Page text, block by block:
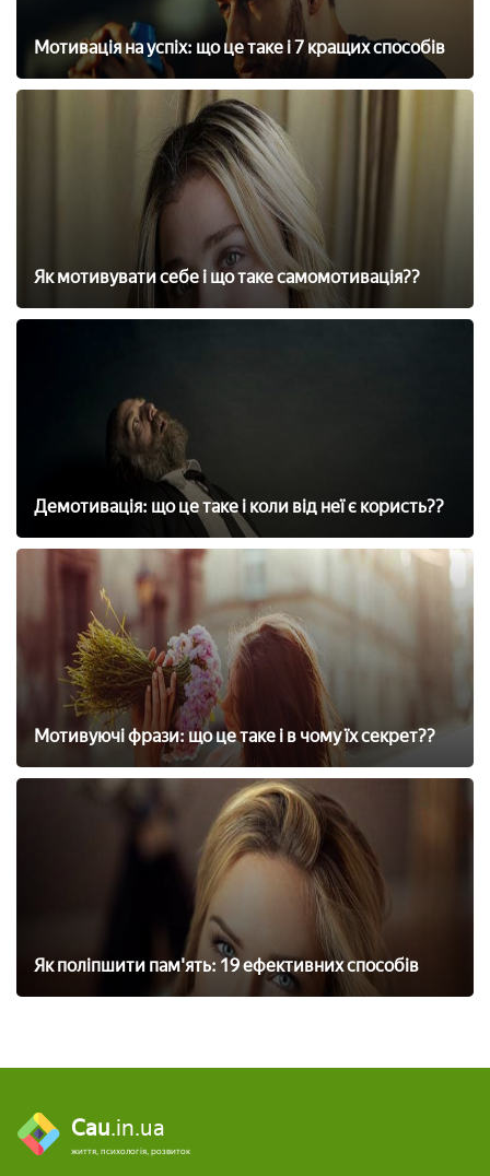
Мотивація на успіх: що це таке і 7 кращих способів
Як мотивувати себе і що таке самомотивація??
Демотивація: що це таке і коли від неї є користь??
Мотивуючі фрази: що це таке і в чому їх секрет??
Як поліпшити пам'ять: 19 ефективних способів
Cau.in.ua
життя, психологія, розвиток